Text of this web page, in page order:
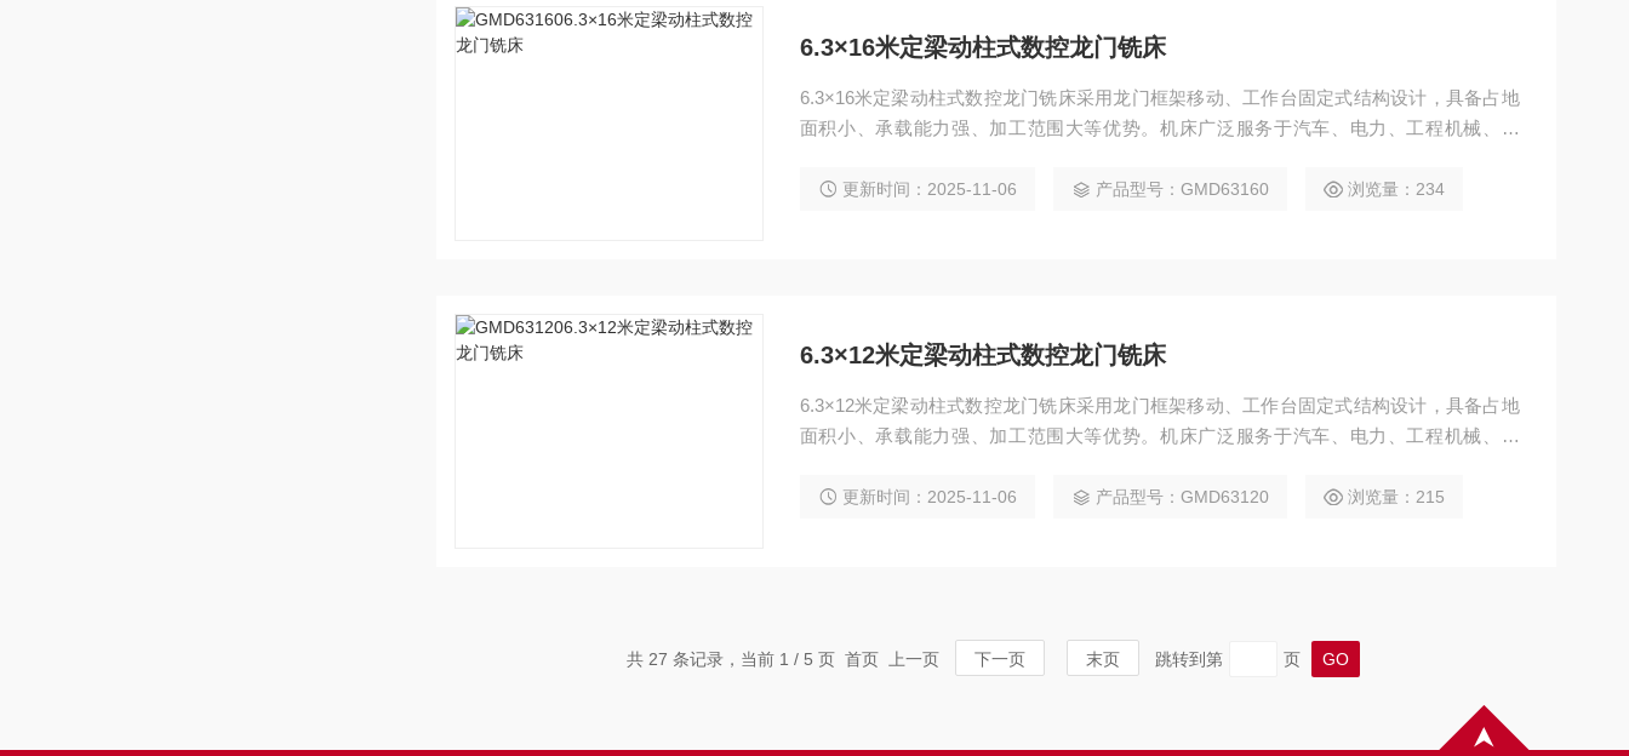
6.3×16米定梁动柱式数控龙门铣床
6.3×16米定梁动柱式数控龙门铣床采用龙门框架移动、工作台固定式结构设计，具备占地
面积小、承载能力强、加工范围大等优势。机床广泛服务于汽车、电力、工程机械、模
支持三轴联动曲面加工。
更新时间：2025-11-06 产品型号：GMD63160 浏览量：234
6.3×12米定梁动柱式数控龙门铣床
6.3×12米定梁动柱式数控龙门铣床采用龙门框架移动、工作台固定式结构设计，具备占地
面积小、承载能力强、加工范围大等优势。机床广泛服务于汽车、电力、工程机械、模
支持三轴联动曲面加工。
更新时间：2025-11-06 产品型号：GMD63120 浏览量：215
共 27 条记录，当前 1 / 5 页 首页 上一页 下一页 末页 跳转到第 页